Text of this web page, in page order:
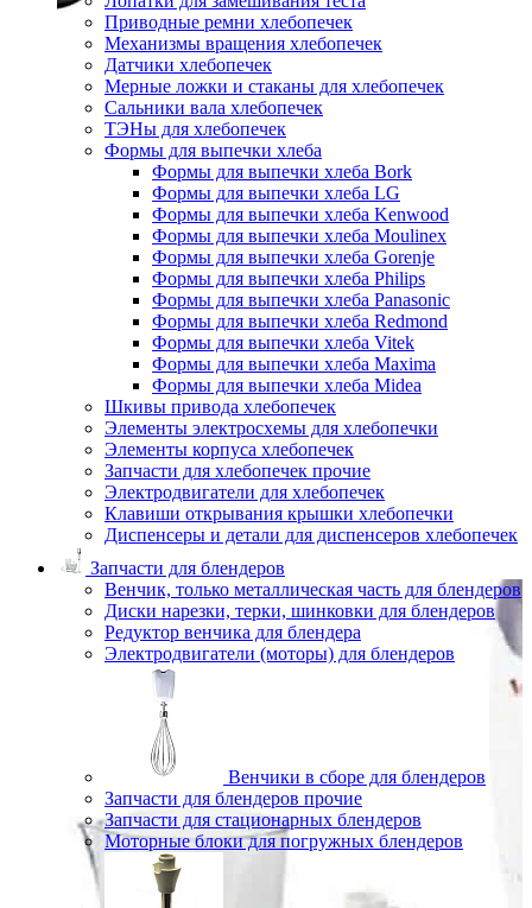
Приводные ремни хлебопечек
Механизмы вращения хлебопечек
Датчики хлебопечек
Мерные ложки и стаканы для хлебопечек
Сальники вала хлебопечек
ТЭНы для хлебопечек
Формы для выпечки хлеба
Формы для выпечки хлеба Bork
Формы для выпечки хлеба LG
Формы для выпечки хлеба Kenwood
Формы для выпечки хлеба Moulinex
Формы для выпечки хлеба Gorenje
Формы для выпечки хлеба Philips
Формы для выпечки хлеба Panasonic
Формы для выпечки хлеба Redmond
Формы для выпечки хлеба Vitek
Формы для выпечки хлеба Maxima
Формы для выпечки хлеба Midea
Шкивы привода хлебопечек
Элементы электросхемы для хлебопечки
Элементы корпуса хлебопечек
Запчасти для хлебопечек прочие
Электродвигатели для хлебопечек
Клавиши открывания крышки хлебопечки
Диспенсеры и детали для диспенсеров хлебопечек
Запчасти для блендеров
Венчик, только металлическая часть для блендеров
Диски нарезки, терки, шинковки для блендеров
Редуктор венчика для блендера
Электродвигатели (моторы) для блендеров
Венчики в сборе для блендеров
Запчасти для блендеров прочие
Запчасти для стационарных блендеров
Моторные блоки для погружных блендеров